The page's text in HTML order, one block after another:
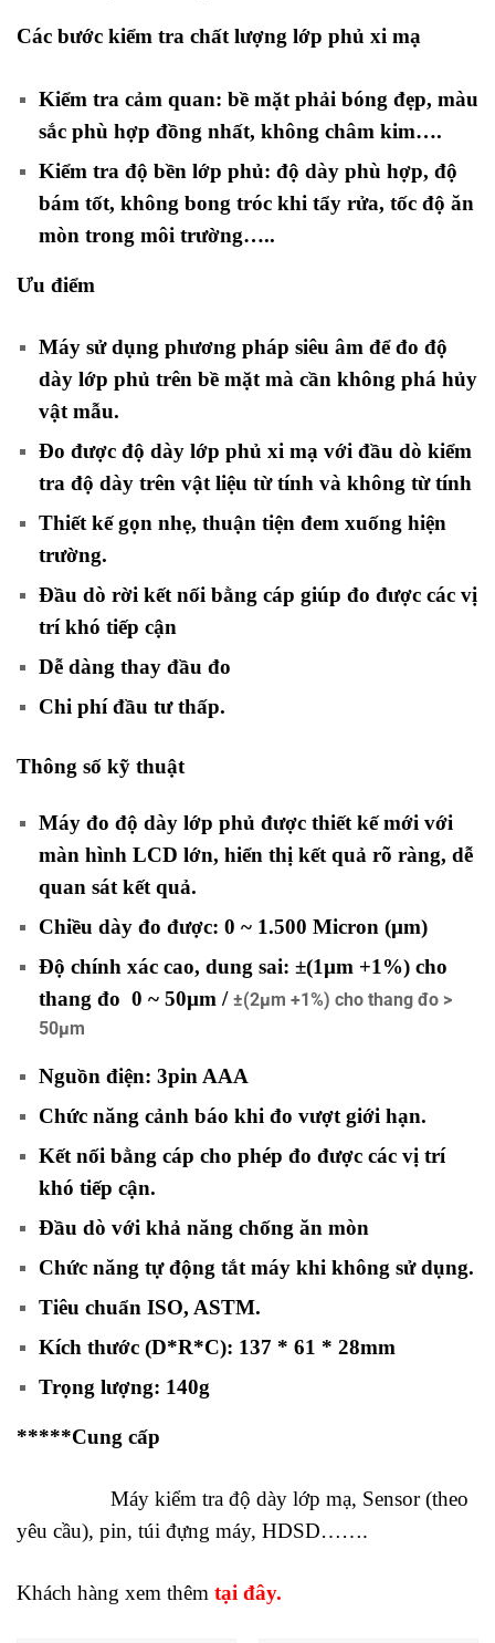
Các bước kiểm tra chất lượng lớp phủ xi mạ
Kiểm tra cảm quan: bề mặt phải bóng đẹp, màu
sắc phù hợp đồng nhất, không châm kim….
Kiểm tra độ bền lớp phủ: độ dày phù hợp, độ
bám tốt, không bong tróc khi tẩy rửa, tốc độ ăn
mòn trong môi trường…..
Ưu điểm
Máy sử dụng phương pháp siêu âm để đo độ
dày lớp phủ trên bề mặt mà cần không phá hủy
vật mẫu.
Đo được độ dày lớp phủ xi mạ với đầu dò kiểm
tra độ dày trên vật liệu từ tính và không từ tính
Thiết kế gọn nhẹ, thuận tiện đem xuống hiện
trường.
Đầu dò rời kết nối bằng cáp giúp đo được các vị
trí khó tiếp cận
Dễ dàng thay đầu đo
Chi phí đầu tư thấp.
Thông số kỹ thuật
Máy đo độ dày lớp phủ được thiết kế mới với
màn hình LCD lớn, hiển thị kết quả rõ ràng, dễ
quan sát kết quả.
Chiều dày đo được: 0 ~ 1.500 Micron (µm)
Độ chính xác cao, dung sai: ±(1µm +1%) cho
thang đo 0 ~ 50µm / ±(2µm +1%) cho thang đo >
50µm
Nguồn điện: 3pin AAA
Chức năng cảnh báo khi đo vượt giới hạn.
Kết nối bằng cáp cho phép đo được các vị trí
khó tiếp cận.
Đầu dò với khả năng chống ăn mòn
Chức năng tự động tắt máy khi không sử dụng.
Tiêu chuẩn ISO, ASTM.
Kích thước (D*R*C): 137 * 61 * 28mm
Trọng lượng: 140g
*****Cung cấp
Máy kiểm tra độ dày lớp mạ, Sensor (theo
yêu cầu), pin, túi đựng máy, HDSD…….
Khách hàng xem thêm tại đây.